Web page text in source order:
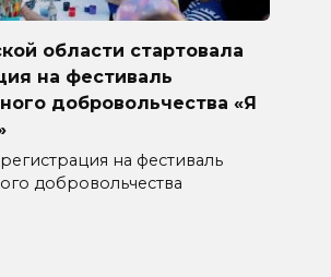
области стартовала
на фестиваль
добровольчества «Я
на фестиваль
добровольчества